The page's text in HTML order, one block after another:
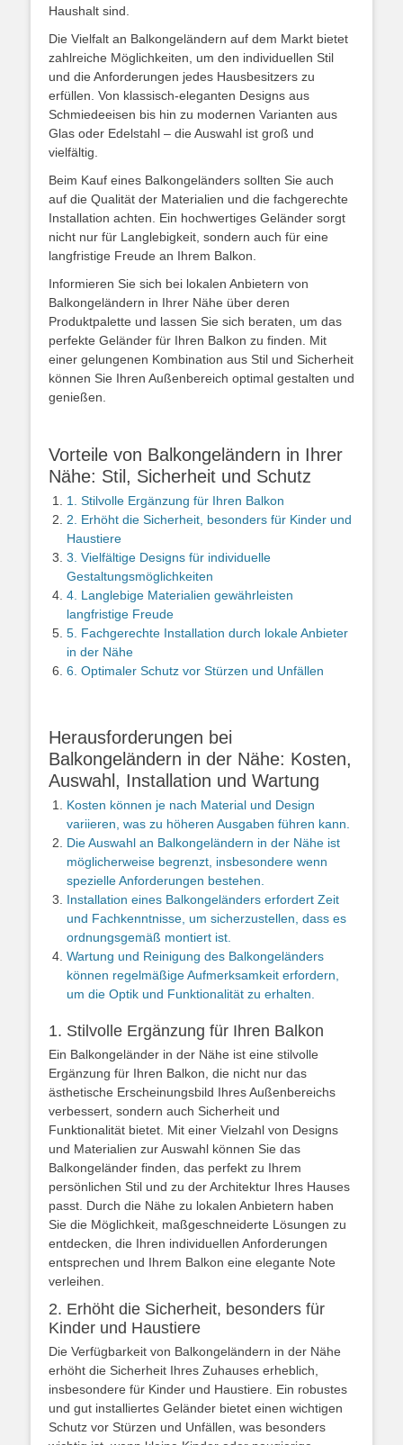
Haushalt sind.
Die Vielfalt an Balkongeländern auf dem Markt bietet
zahlreiche Möglichkeiten, um den individuellen Stil
und die Anforderungen jedes Hausbesitzers zu
erfüllen. Von klassisch-eleganten Designs aus
Schmiedeeisen bis hin zu modernen Varianten aus
Glas oder Edelstahl – die Auswahl ist groß und
vielfältig.
Beim Kauf eines Balkongeländers sollten Sie auch
auf die Qualität der Materialien und die fachgerechte
Installation achten. Ein hochwertiges Geländer sorgt
nicht nur für Langlebigkeit, sondern auch für eine
langfristige Freude an Ihrem Balkon.
Informieren Sie sich bei lokalen Anbietern von
Balkongeländern in Ihrer Nähe über deren
Produktpalette und lassen Sie sich beraten, um das
perfekte Geländer für Ihren Balkon zu finden. Mit
einer gelungenen Kombination aus Stil und Sicherheit
können Sie Ihren Außenbereich optimal gestalten und
genießen.
Vorteile von Balkongeländern in Ihrer
Nähe: Stil, Sicherheit und Schutz
1. Stilvolle Ergänzung für Ihren Balkon
2. Erhöht die Sicherheit, besonders für Kinder und
Haustiere
3. Vielfältige Designs für individuelle
Gestaltungsmöglichkeiten
4. Langlebige Materialien gewährleisten
langfristige Freude
5. Fachgerechte Installation durch lokale Anbieter
in der Nähe
6. Optimaler Schutz vor Stürzen und Unfällen
Herausforderungen bei
Balkongeländern in der Nähe: Kosten,
Auswahl, Installation und Wartung
Kosten können je nach Material und Design
variieren, was zu höheren Ausgaben führen kann.
Die Auswahl an Balkongeländern in der Nähe ist
möglicherweise begrenzt, insbesondere wenn
spezielle Anforderungen bestehen.
Installation eines Balkongeländers erfordert Zeit
und Fachkenntnisse, um sicherzustellen, dass es
ordnungsgemäß montiert ist.
Wartung und Reinigung des Balkongeländers
können regelmäßige Aufmerksamkeit erfordern,
um die Optik und Funktionalität zu erhalten.
1. Stilvolle Ergänzung für Ihren Balkon
Ein Balkongeländer in der Nähe ist eine stilvolle
Ergänzung für Ihren Balkon, die nicht nur das
ästhetische Erscheinungsbild Ihres Außenbereichs
verbessert, sondern auch Sicherheit und
Funktionalität bietet. Mit einer Vielzahl von Designs
und Materialien zur Auswahl können Sie das
Balkongeländer finden, das perfekt zu Ihrem
persönlichen Stil und zu der Architektur Ihres Hauses
passt. Durch die Nähe zu lokalen Anbietern haben
Sie die Möglichkeit, maßgeschneiderte Lösungen zu
entdecken, die Ihren individuellen Anforderungen
entsprechen und Ihrem Balkon eine elegante Note
verleihen.
2. Erhöht die Sicherheit, besonders für
Kinder und Haustiere
Die Verfügbarkeit von Balkongeländern in der Nähe
erhöht die Sicherheit Ihres Zuhauses erheblich,
insbesondere für Kinder und Haustiere. Ein robustes
und gut installiertes Geländer bietet einen wichtigen
Schutz vor Stürzen und Unfällen, was besonders